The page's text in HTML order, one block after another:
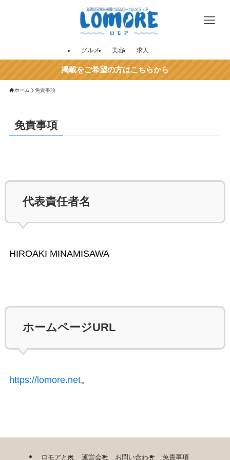
グルメ 美容 求人
掲載をご希望の方はこちらから
ホーム 免責事項
免責事項
代表責任者名
HIROAKI MINAMISAWA
ホームページURL
https://lomore.net。
ロモアとは 運営会社 お問い合わせ 免責事項